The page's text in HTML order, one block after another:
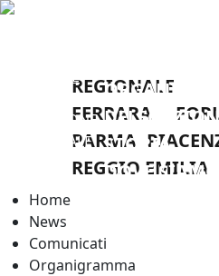
NAZIONALE
DILETTANTI
DELEGAZIONE
PROVINCIALE STORIA
DOVE SIAMO
REGIONALE
FERRARA
PARMA
REGGIO EMILIA
Home
News
Comunicati
Organigramma